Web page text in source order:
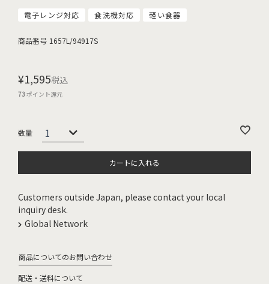
電子レンジ対応 食洗機対応 軽い食器
商品番号 1657L/94917S
¥1,595税込
73ポイント還元
カートに入れる
Customers outside Japan, please contact your local
inquiry desk.
Global Network
商品についてのお問い合わせ
配送・送料について